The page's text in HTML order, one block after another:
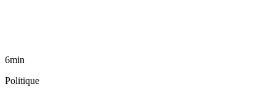
6min
Politique